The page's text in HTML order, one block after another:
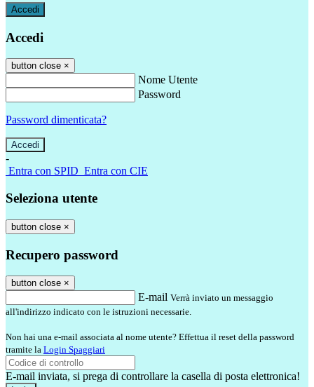
Accedi
Accedi
button close ×
Nome Utente
Password
Password dimenticata?
-
Entra con SPID Entra con CIE
Seleziona utente
button close ×
Recupero password
button close ×
E-mail Verrà inviato un messaggio
all'indirizzo indicato con le istruzioni necessarie.
Non hai una e-mail associata al nome utente? Effettua il reset della password
tramite la Login Spaggiari
E-mail inviata, si prega di controllare la casella di posta elettronica!